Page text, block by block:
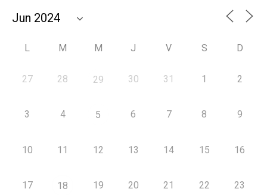
L M M J V S D
27 28 29 30 31 1 2
3 4 5 6 7 8 9
10 11 12 13 14 15 16
17 18 19 20 21 22 23